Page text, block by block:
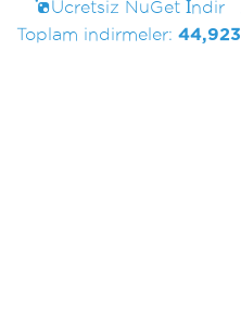
Ücretsiz NuGet İndir
Toplam indirmeler: 44,923